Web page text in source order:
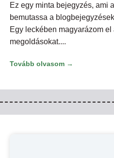
Ez egy minta bejegyzés, ami
bemutassa a
Egy leckében magyarázom
megoldásokat.
Tovább olvasom →